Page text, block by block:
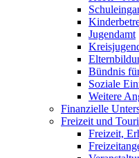
Jugendamt
Bündnis
Soziale
Weitere
Finanzielle
Freizeit und
Freizeit,